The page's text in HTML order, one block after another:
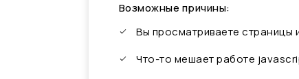
Возможные причины:
Вы просматриваете
Что-то мешает работе